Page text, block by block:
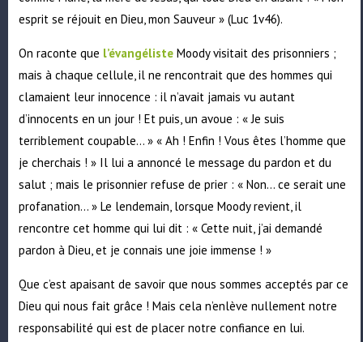
esprit se réjouit en Dieu, mon Sauveur » (Luc 1v46).
On raconte que l’évangélisteMoody visitait des prisonniers ;
mais à chaque cellule, il ne rencontrait que des hommes qui
clamaient leur innocence : il n’avait jamais vu autant
d’innocents en un jour ! Et puis, un avoue : « Je suis
terriblement coupable… » « Ah ! Enfin ! Vous êtes l’homme que
je cherchais ! » Il lui a annoncé le message du pardon et du
salut ; mais le prisonnier refuse de prier : « Non… ce serait une
profanation… » Le lendemain, lorsque Moody revient, il
rencontre cet homme qui lui dit : « Cette nuit, j’ai demandé
pardon à Dieu, et je connais une joie immense ! »
Que c’est apaisant de savoir que nous sommes acceptés par ce
Dieu qui nous fait grâce ! Mais cela n’enlève nullement notre
responsabilité qui est de placer notre confiance en lui.